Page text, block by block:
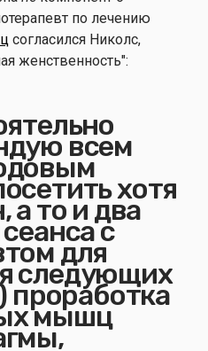
по лечению
согласился Николс,
женственность":
всем
хотя
а то и два
с
для
следующих
проработка
мышц